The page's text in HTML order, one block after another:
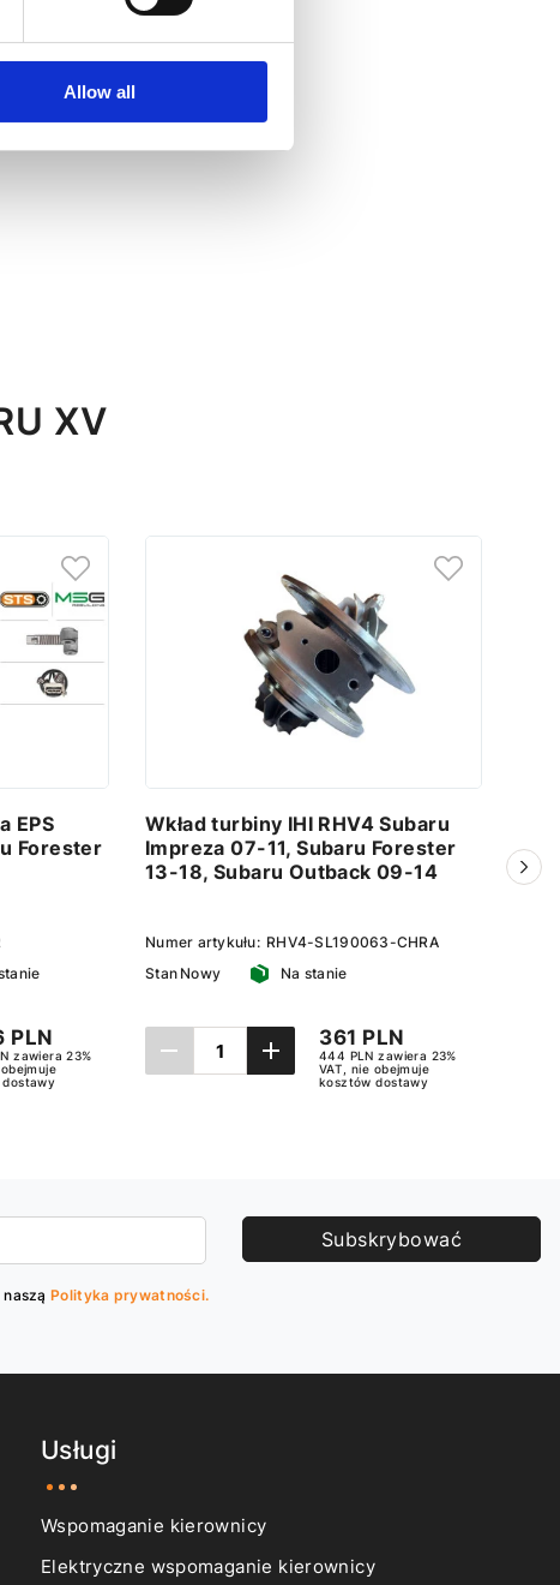
Allow all
XV
EPS
Forester
PLN
zawiera 23%
Wkład turbiny IHI RHV4 Subaru
Impreza 07-11, Subaru Forester
13-18, Subaru Outback 09-14
Numer artykułu: RHV4-SL190063-CHRA
Stan Nowy Na stanie
361 PLN
444 PLN zawiera 23%
VAT, nie obejmuje
kosztów dostawy
13-
Subskrybować
Polityka prywatności.
Usługi
Wspomaganie kierownicy
Elektryczne wspomaganie kierownicy